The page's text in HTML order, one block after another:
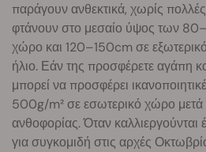
παράγουν ανθεκτικά, χωρίς
φτάνουν στο μεσαίο ύψος των
χώρο και 120–150cm σε
ήλιο. Εάν της προσφέρετε αγάπη
μπορεί να προσφέρει
500g/m² σε εσωτερικό χώρο
ανθοφορίας. Όταν καλλιεργούνται
για συγκομιδή στις αρχές